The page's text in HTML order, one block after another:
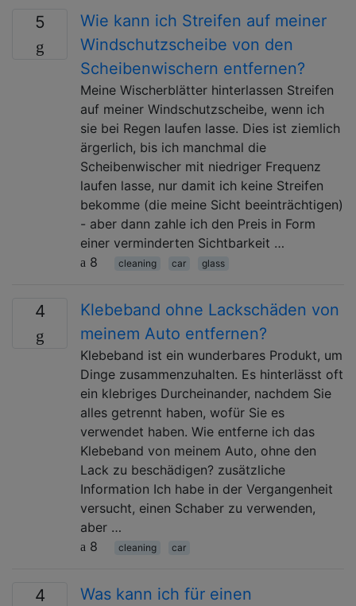
5
Wie kann ich Streifen auf meiner
Windschutzscheibe von den
Scheibenwischern entfernen?
Meine Wischerblätter hinterlassen Streifen
auf meiner Windschutzscheibe, wenn ich
sie bei Regen laufen lasse. Dies ist ziemlich
ärgerlich, bis ich manchmal die
Scheibenwischer mit niedriger Frequenz
laufen lasse, nur damit ich keine Streifen
bekomme (die meine Sicht beeinträchtigen)
- aber dann zahle ich den Preis in Form
einer verminderten Sichtbarkeit …
8
cleaning car glass
4
Klebeband ohne Lackschäden von
meinem Auto entfernen?
Klebeband ist ein wunderbares Produkt, um
Dinge zusammenzuhalten. Es hinterlässt oft
ein klebriges Durcheinander, nachdem Sie
alles getrennt haben, wofür Sie es
verwendet haben. Wie entferne ich das
Klebeband von meinem Auto, ohne den
Lack zu beschädigen? zusätzliche
Information Ich habe in der Vergangenheit
versucht, einen Schaber zu verwenden,
aber …
8
cleaning car
4
Was kann ich für einen